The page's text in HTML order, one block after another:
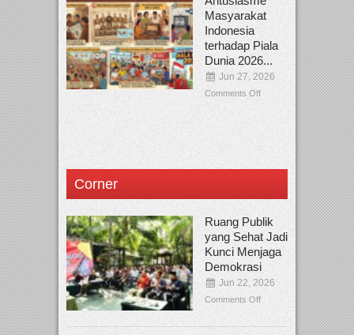
Masyarakat
Indonesia
terhadap Piala
Dunia 2026...
Jun 27, 2026
Comments Off
Corner
Ruang Publik
yang Sehat Jadi
Kunci Menjaga
Demokrasi
Jun 22, 2026
Comments Off